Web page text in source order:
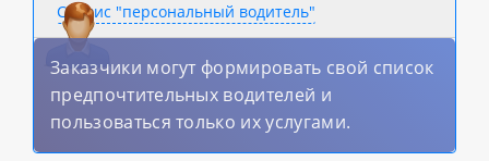
Сервис "персональный водитель"
Заказчики могут формировать свой список
предпочтительных водителей и
пользоваться только их услугами.